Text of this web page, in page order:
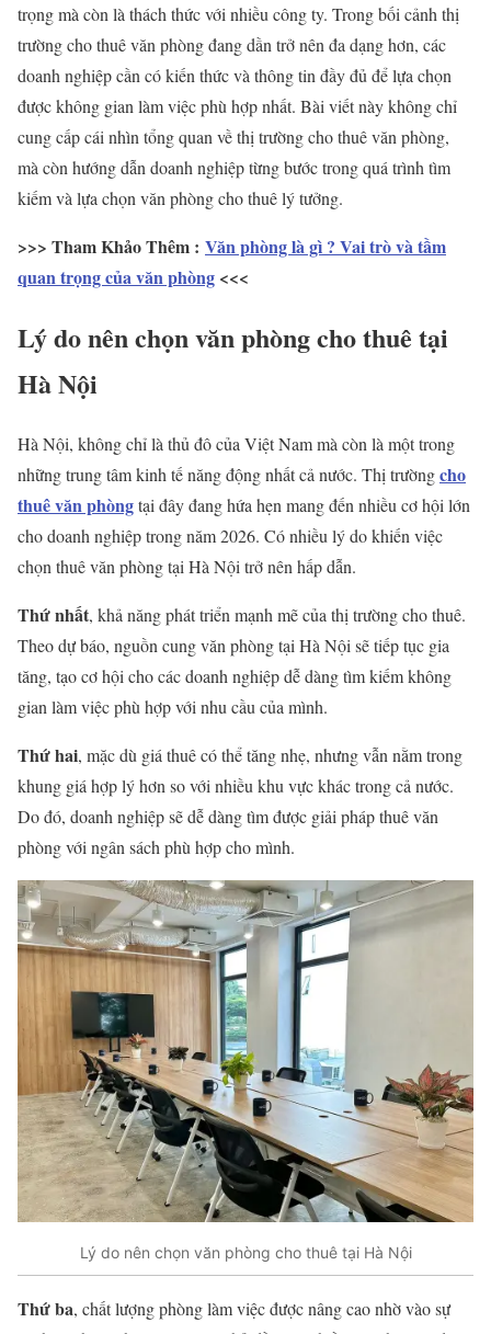
trọng mà còn là thách thức với nhiều công ty. Trong bối cảnh thị
trường cho thuê văn phòng đang dần trở nên đa dạng hơn, các
doanh nghiệp cần có kiến thức và thông tin đầy đủ để lựa chọn
được không gian làm việc phù hợp nhất. Bài viết này không chỉ
cung cấp cái nhìn tổng quan về thị trường cho thuê văn phòng,
mà còn hướng dẫn doanh nghiệp từng bước trong quá trình tìm
kiếm và lựa chọn văn phòng cho thuê lý tưởng.
>>> Tham Khảo Thêm : Văn phòng là gì ? Vai trò và tầm
quan trọng của văn phòng <<<
Lý do nên chọn văn phòng cho thuê tại
Hà Nội
Hà Nội, không chỉ là thủ đô của Việt Nam mà còn là một trong
những trung tâm kinh tế năng động nhất cả nước. Thị trườngcho
thuê văn phòngtại đây đang hứa hẹn mang đến nhiều cơ hội lớn
cho doanh nghiệp trong năm 2026. Có nhiều lý do khiến việc
chọn thuê văn phòng tại Hà Nội trở nên hấp dẫn.
Thứ nhất, khả năng phát triển mạnh mẽ của thị trường cho thuê.
Theo dự báo, nguồn cung văn phòng tại Hà Nội sẽ tiếp tục gia
tăng, tạo cơ hội cho các doanh nghiệp dễ dàng tìm kiếm không
gian làm việc phù hợp với nhu cầu của mình.
Thứ hai, mặc dù giá thuê có thể tăng nhẹ, nhưng vẫn nằm trong
khung giá hợp lý hơn so với nhiều khu vực khác trong cả nước.
Do đó, doanh nghiệp sẽ dễ dàng tìm được giải pháp thuê văn
phòng với ngân sách phù hợp cho mình.
Lý do nên chọn văn phòng cho thuê tại Hà Nội
Thứ ba, chất lượng phòng làm việc được nâng cao nhờ vào sự